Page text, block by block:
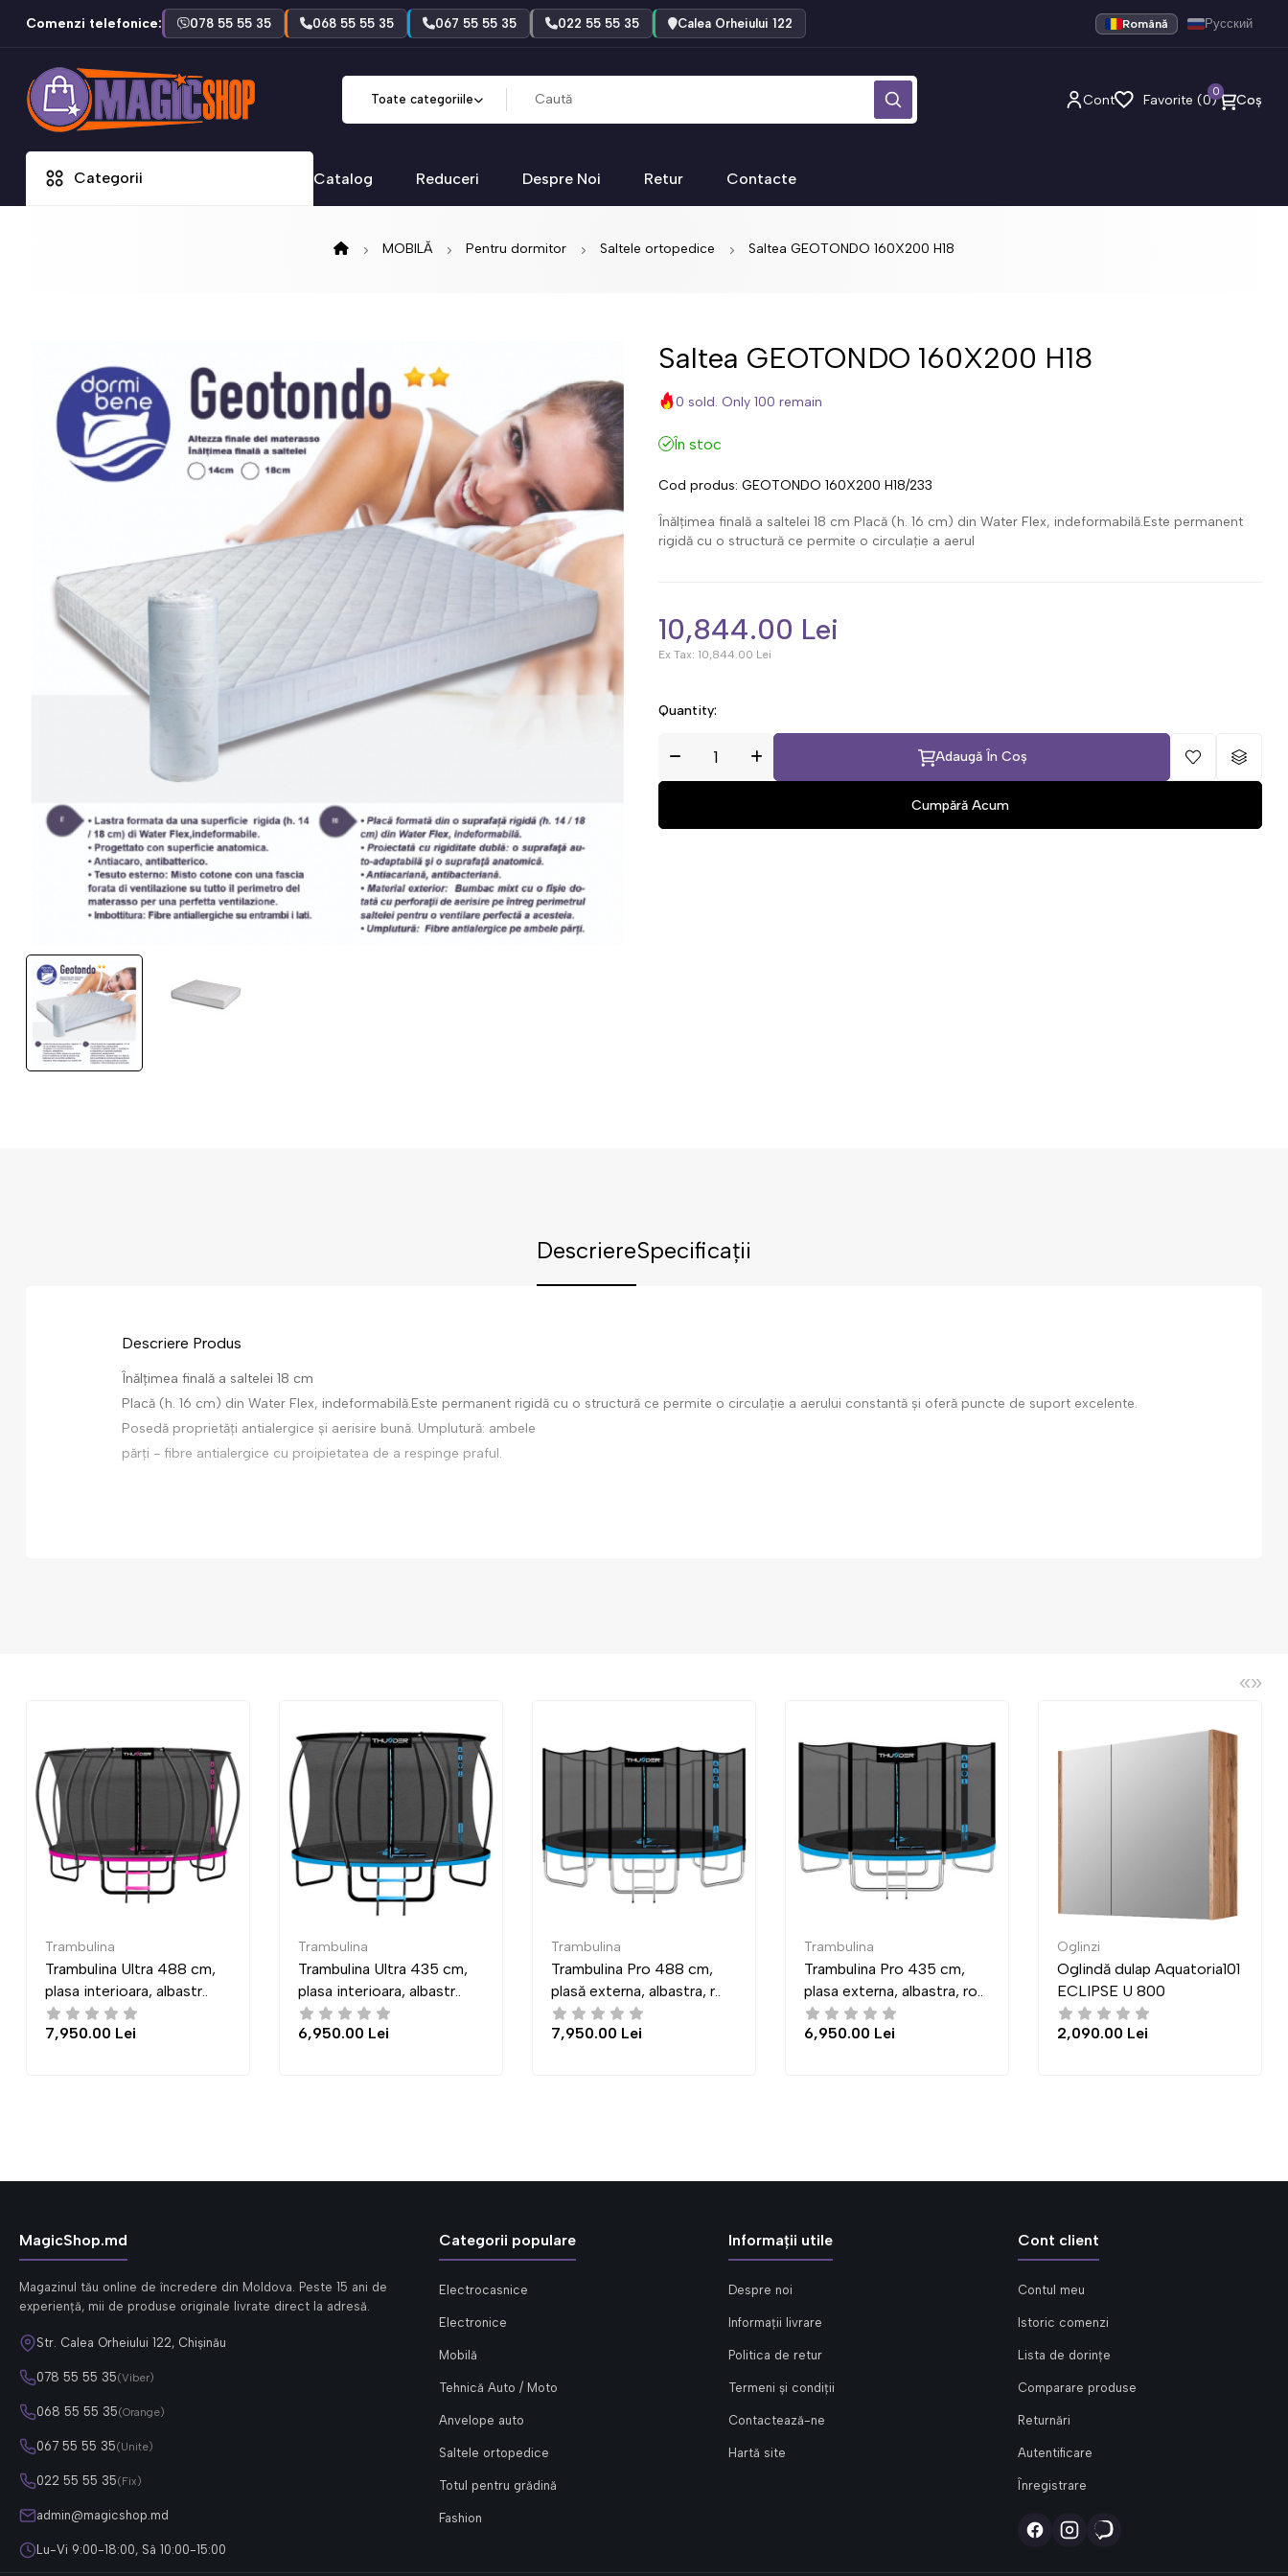
Comenzi telefonice: 078 55 55 35 068 55 55 35 067 55 55 35 022 55 55 35 Calea Orheiului 122 Română Русский
Toate categoriile Cont Favorite (0) Coș
0
Categorii Catalog Reduceri Despre Noi Retur Contacte
MOBILĂ Pentru dormitor Saltele ortopedice Saltea GEOTONDO 160X200 H18
Saltea GEOTONDO 160X200 H18
0 sold. Only 100 remain
În stoc
Cod produs: GEOTONDO 160X200 H18/233
Înălțimea finală a saltelei 18 cm Placă (h. 16 cm) din Water Flex, indeformabilă.Este permanent
rigidă cu o structură ce permite o circulație a aerul
10,844.00 Lei
Ex Tax: 10,844.00 Lei
Quantity:
Adaugă În Coș
DescriereSpecificații
Descriere Produs
Înălțimea finală a saltelei 18 cm
Placă (h. 16 cm) din Water Flex, indeformabilă.Este permanent rigidă cu o structură ce permite o circulație a aerului constantă și oferă puncte de suport excelente.
Posedă proprietăți antialergice și aerisire bună. Umplutură: ambele
părți - fibre antialergice cu proipietatea de a respinge praful.
«»
Trambulina
Trambulina Ultra 435 cm,
plasa interioara, albastr..
6,950.00 Lei
Trambulina
Trambulina Pro 488 cm,
plasă externa, albastra, r..
7,950.00 Lei
Trambulina
Trambulina Pro 435 cm,
plasa externa, albastra, ro..
6,950.00 Lei
Oglinzi
Oglindă dulap Aquatoria101
ECLIPSE U 800
2,090.00 Lei
Mese de reviste
Masa Indart Transformer
03 (83x83 cm)
4,300.00 Lei
MagicShop.md
Magazinul tău online de încredere din Moldova. Peste 15 ani de
experiență, mii de produse originale livrate direct la adresă.
Str. Calea Orheiului 122, Chișinău
078 55 55 35(Viber)
068 55 55 35(Orange)
067 55 55 35(Unite)
022 55 55 35(Fix)
admin@magicshop.md
Lu-Vi 9:00-18:00, Sâ 10:00-15:00
Categorii populare
Electrocasnice
Electronice
Mobilă
Tehnică Auto / Moto
Anvelope auto
Saltele ortopedice
Totul pentru grădină
Fashion
Informații utile
Despre noi
Informații livrare
Politica de retur
Termeni și condiții
Contactează-ne
Hartă site
Cont client
Contul meu
Istoric comenzi
Lista de dorințe
Comparare produse
Returnări
Autentificare
Înregistrare